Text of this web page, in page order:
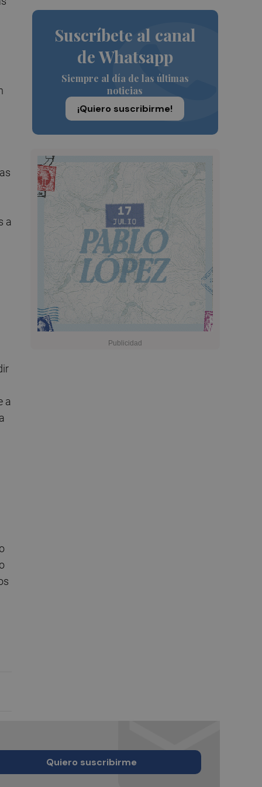
Suscríbete al canal
de Whatsapp
Siempre al día de las últimas
noticias
¡Quiero suscribirme!
a
a
Quiero suscribirme